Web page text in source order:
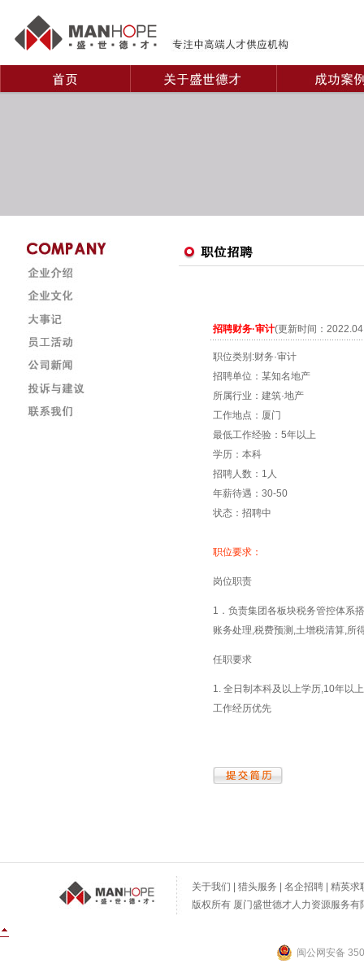
招聘财务·审计(更新时间：
职位类别:财务·审计
招聘单位：某知名地产
所属行业：建筑·地产
工作地点：厦门
最低工作经验：5年以上
学历：本科
招聘人数：1人
年薪待遇：30-50
状态：招聘中
职位要求：
岗位职责
1．负责集团各板块税务管控体系
账务处理,税费预测,土增税清算,所
任职要求
1. 全日制本科及以上学历,10年以
工作经历优先
关于我们 猎头服务 名企招聘
精英求
版权所有 厦门盛世德才人力资源服务
闽公网安备